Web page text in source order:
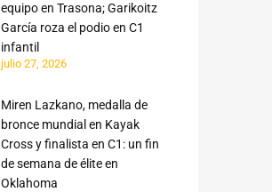
equipo en Trasona; Garikoitz
García roza el podio en C1
infantil
julio 27, 2026
Miren Lazkano, medalla de
bronce mundial en Kayak
Cross y finalista en C1: un fin
de semana de élite en
Oklahoma